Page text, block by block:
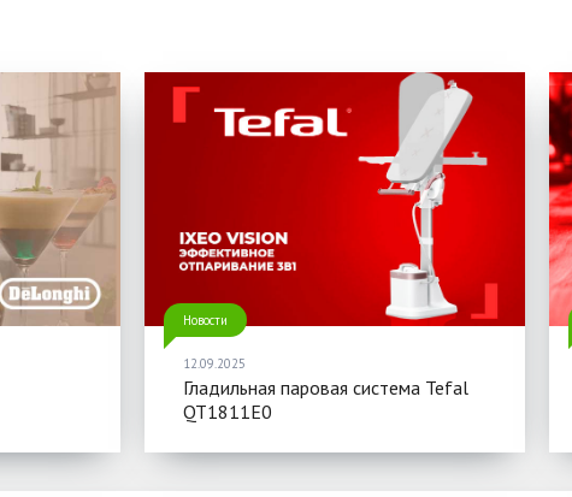
Новости
12.09.2025
Гладильная паровая система Tefal
QT1811E0